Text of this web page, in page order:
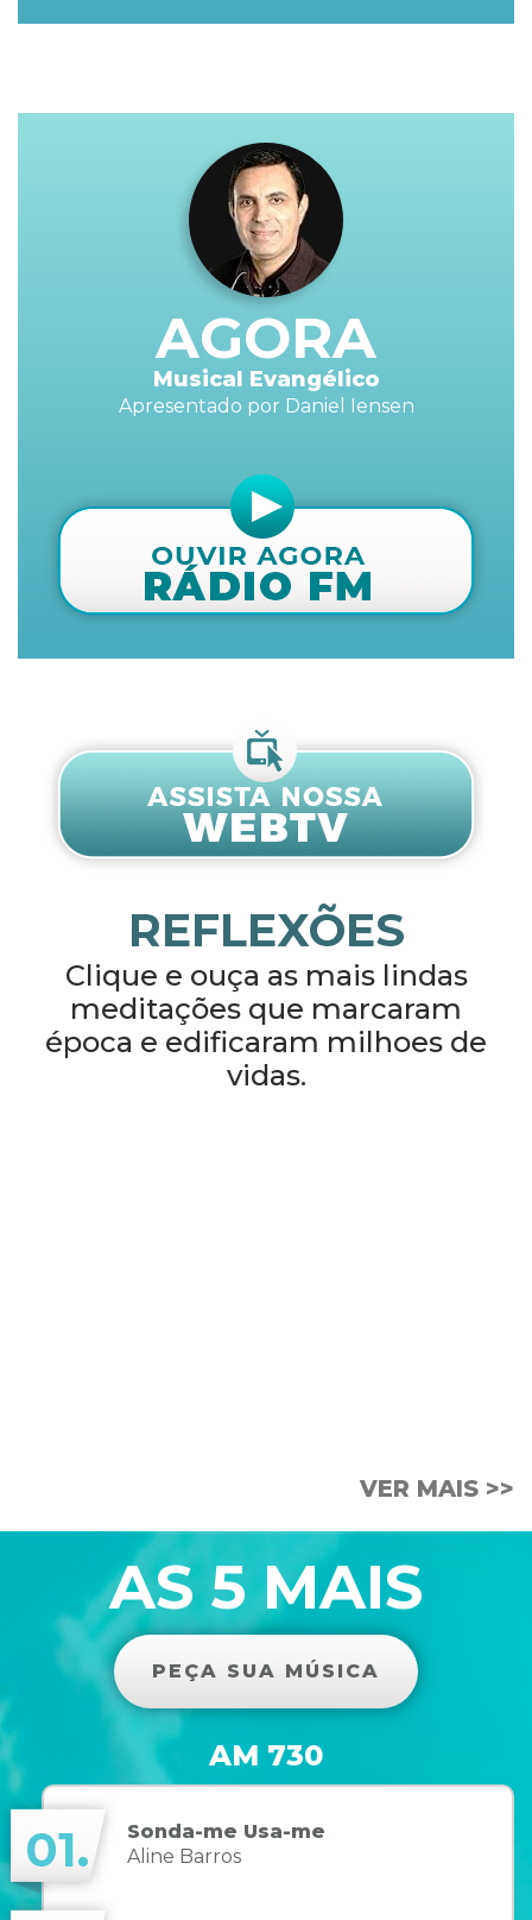
AGORA
Musical Evangélico
Apresentado por Daniel Iensen
REFLEXÕES
Clique e ouça as mais lindas
meditações que marcaram
época e edificaram milhoes de
vidas.
VER MAIS >>
AS 5 MAIS
PEÇA SUA MÚSICA
AM 730
01.
Sonda-me Usa-me
Aline Barros